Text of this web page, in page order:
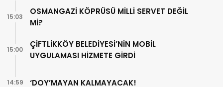
OSMANGAZİ KÖPRÜSÜ MİLLİ SERVET DEĞİL
Mİ?
15:03
ÇİFTLİKKÖY BELEDİYESİ’NİN MOBİL
UYGULAMASI HİZMETE GİRDİ
15:00
‘DOY’MAYAN KALMAYACAK!
14:59